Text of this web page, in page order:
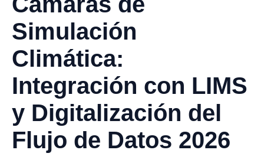
Simulación
Climática:
Integración con LIMS
y Digitalización del
Flujo de Datos 2026